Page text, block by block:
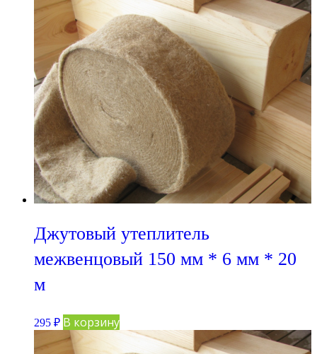
Джутовый утеплитель
межвенцовый 150 мм * 6 мм * 20
м
295 ₽ В корзину